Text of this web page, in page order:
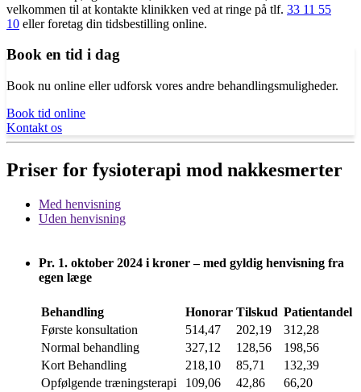
velkommen til at kontakte klinikken ved at ringe på tlf. 33 11 55
10 eller foretag din tidsbestilling online.
Book en tid i dag
Book nu online eller udforsk vores andre behandlingsmuligheder.
Book tid online
Kontakt os
Priser for fysioterapi mod nakkesmerter
Med henvisning
Uden henvisning
Pr. 1. oktober 2024 i kroner – med gyldig henvisning fra
egen læge
Behandling Honorar Tilskud Patientandel
Første konsultation
514,47 202,19
312,28
Normal behandling
327,12 128,56
198,56
Kort Behandling
218,10 85,71
132,39
Opfølgende træningsterapi
109,06 42,86
66,20